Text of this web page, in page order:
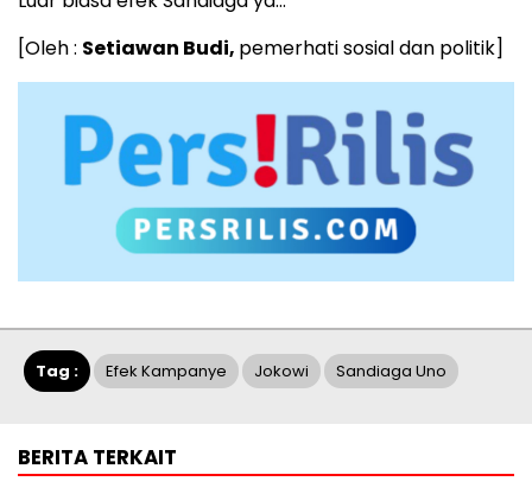
[Oleh : Setiawan Budi, pemerhati sosial dan politik]
Tag : Efek Kampanye Jokowi Sandiaga Uno
BERITA TERKAIT